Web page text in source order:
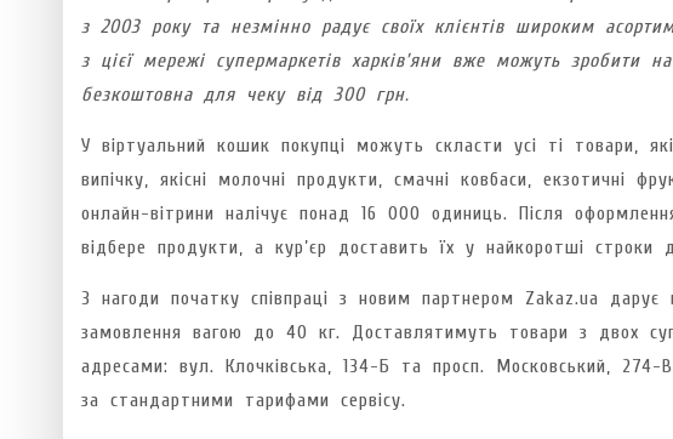
з 2003 року та незмінно радує своїх клієнтів широким
з цієї мережі супермаркетів харків’яни вже можуть зробити
безкоштовна для чеку від 300 грн.
У віртуальний кошик покупці можуть скласти усі ті товари,
випічку, якісні молочні продукти, смачні ковбаси, екзотичні
онлайн-вітрини налічує понад 16 000 одиниць. Після
відбере продукти, а кур’єр доставить їх у найкоротші строки
З нагоди початку співпраці з новим партнером Zakaz.ua
замовлення вагою до 40 кг. Доставлятимуть товари з двох
адресами: вул. Клочківська, 134-Б та просп. Московський,
за стандартними тарифами сервісу.